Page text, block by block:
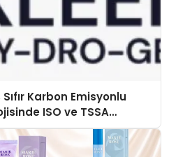
Karbon Emisyonlu
ISO ve TSSA